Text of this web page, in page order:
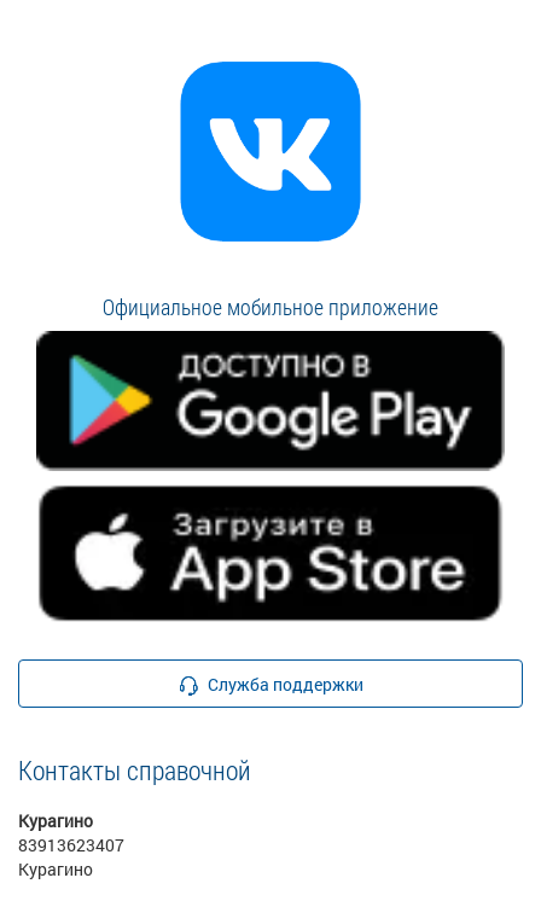
Официальное мобильное приложение
Служба поддержки
Контакты справочной
Курагино
83913623407
Курагино